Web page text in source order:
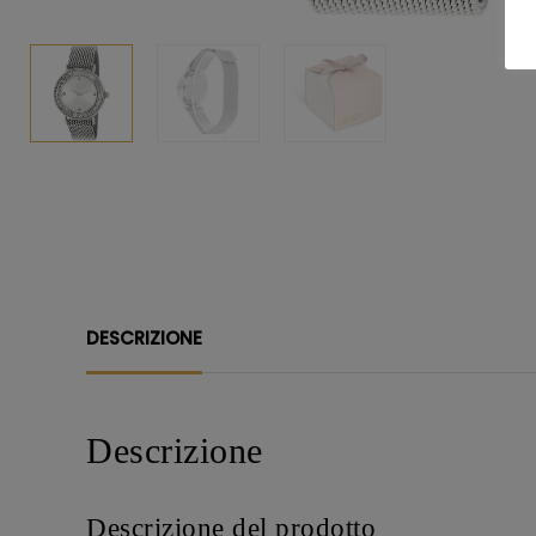
DESCRIZIONE
Descrizione
Descrizione del prodotto